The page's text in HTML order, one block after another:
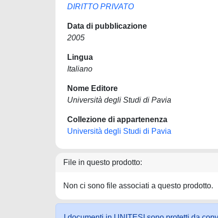
DIRITTO PRIVATO
Data di pubblicazione
2005
Lingua
Italiano
Nome Editore
Università degli Studi di Pavia
Collezione di appartenenza
Università degli Studi di Pavia
File in questo prodotto:
Non ci sono file associati a questo prodotto.